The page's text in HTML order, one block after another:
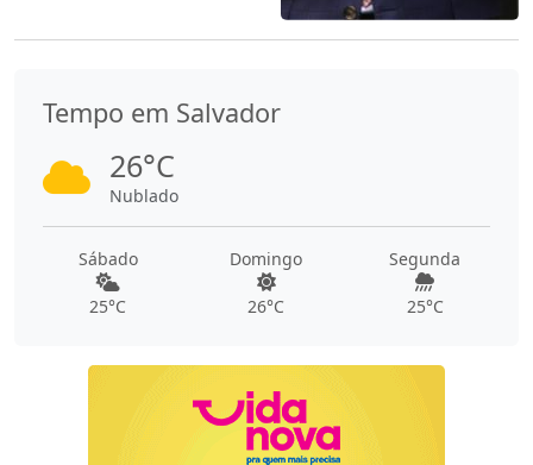
Tempo em Salvador
26°C
Nublado
Sábado
25°C
Domingo
26°C
Segunda
25°C